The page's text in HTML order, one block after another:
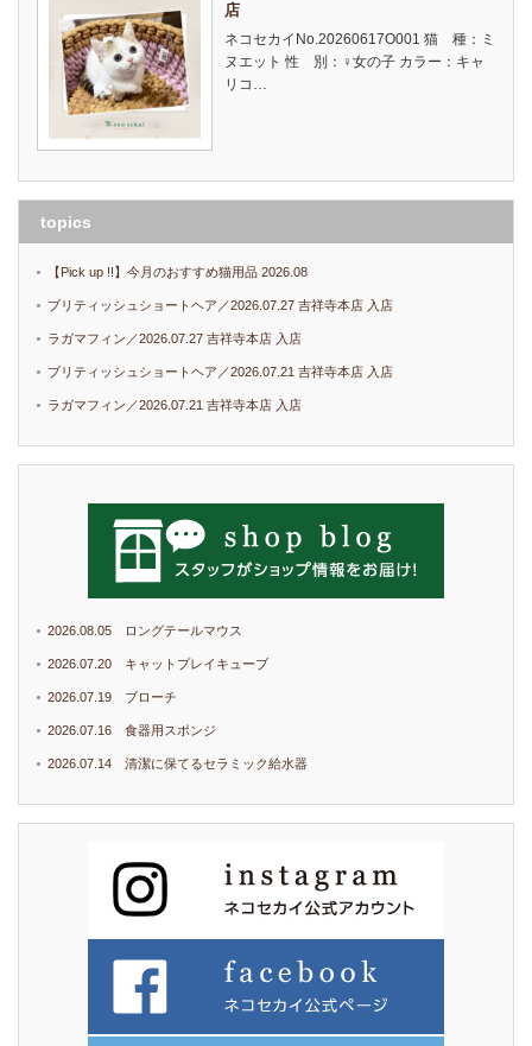
店
ネコセカイNo.20260617O001 猫 種：ミ
ヌエット 性 別：♀女の子 カラー：キャ
リコ…
topics
【Pick up !!】今月のおすすめ猫用品 2026.08
ブリティッシュショートヘア／2026.07.27 吉祥寺本店 入店
ラガマフィン／2026.07.27 吉祥寺本店 入店
ブリティッシュショートヘア／2026.07.21 吉祥寺本店 入店
ラガマフィン／2026.07.21 吉祥寺本店 入店
2026.08.05 ロングテールマウス
2026.07.20 キャットプレイキューブ
2026.07.19 ブローチ
2026.07.16 食器用スポンジ
2026.07.14 清潔に保てるセラミック給水器